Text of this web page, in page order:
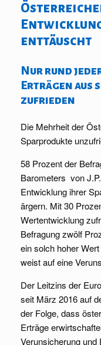
enttäuscht
Nur rund
Erträgen aus
zufrieden
Die Mehrheit der
Sparprodukte
58 Prozent der
Barometers von
Entwicklung ihrer
ärgern. Mit 30
Wertentwicklung
Befragung zwölf
ein solch hoher
weist auf eine
Der Leitzins der
seit März 2016 auf
der Folge, dass
Erträge
Verunsicherung und